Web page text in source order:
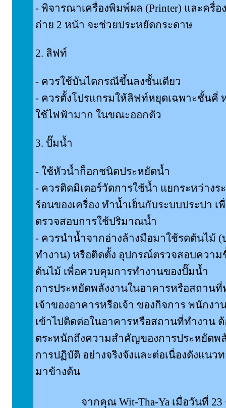
- พิจารณาเครื่องพิมพ์ผล (Printer) และครื่อ
ถ่าย 2 หน้า จะช่วยประหยัดกระดาษ
2. ลิฟท์
- ควรใช้บันไดกรณีขึ้นลงชั้นเดียว
- ควรตั้งโปรแกรมให้ลิฟท์หยุดเฉพาะชั้นคี่
ใช้ไฟฟ้ามาก ในขณะออกตัว
3. ปั๊มน้ำ
- ใช้หัวน้ำก็อกชนิดประหยัดน้ำ
- ควรติดมิเตอร์วัดการใช้น้ำ แยกระหว่าง
ร้อนของเครื่อง ทำน้ำเย็นกับระบบประปา
ตรวจสอบการใช้ปริมาณน้ำ
- ควรนำน้ำจากอ่างล้างมือมาใช้รดต้นไม้
ทำงาน) หรือติดตั้ง อุปกรณ์ตรวจสอบควา
ต้นไม้ เพื่อควบคุมการทำงานของปั๊มน้ำ
การประหยัดพลังงานในอาคารหรือสถาน
เจ้าของอาคารหรือเจ้า ของกิจการ พนักง
เข้าไปติดต่อในอาคารหรือสถานที่ทำงาน
ตระหนักถึงความสำคัญของการประหยัดพ
การปฏิบัติ อย่างจริงจังและต่อเนื่องดังแนว
มาข้างต้น
จากคุณ Wit-Tha-Ya เมื่อวันที่ 23